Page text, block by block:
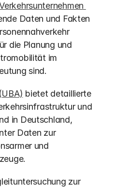
Daten und Fakten
die Planung und
im
sind.
bietet detaillierte
und
in Deutschland,
Daten zur
und
zur